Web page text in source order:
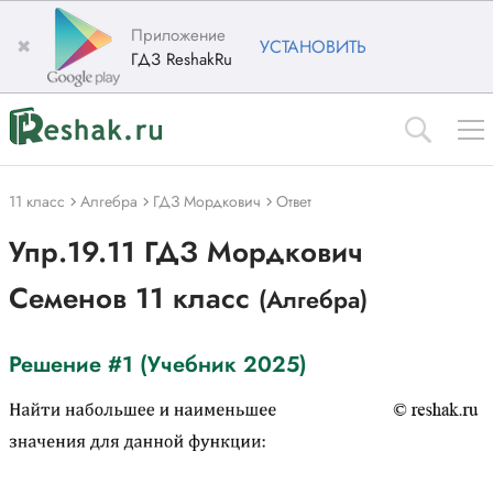
✖
Приложение
ГДЗ ReshakRu
УСТАНОВИТЬ
11 класс Алгебра ГДЗ Мордкович Ответ
Упр.19.11 ГДЗ Мордкович
Семенов 11 класс (Алгебра)
Решение #1 (Учебник 2025)